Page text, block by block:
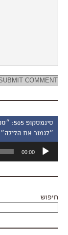
״לגמור את הלילה״
אודיו
00:00
חיפוש